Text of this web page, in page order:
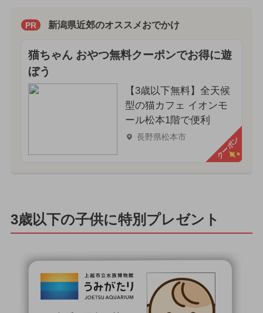
PR 新潟県近郊のオススメおでかけ
猫ちゃん おやつ無料クーポンでお得に遊
ぼう
【3歳以下無料】全天候
型の猫カフェ イオンモ
ール松本1階で便利
長野県松本市 クーポン
3歳以下の子供に特別プレゼント